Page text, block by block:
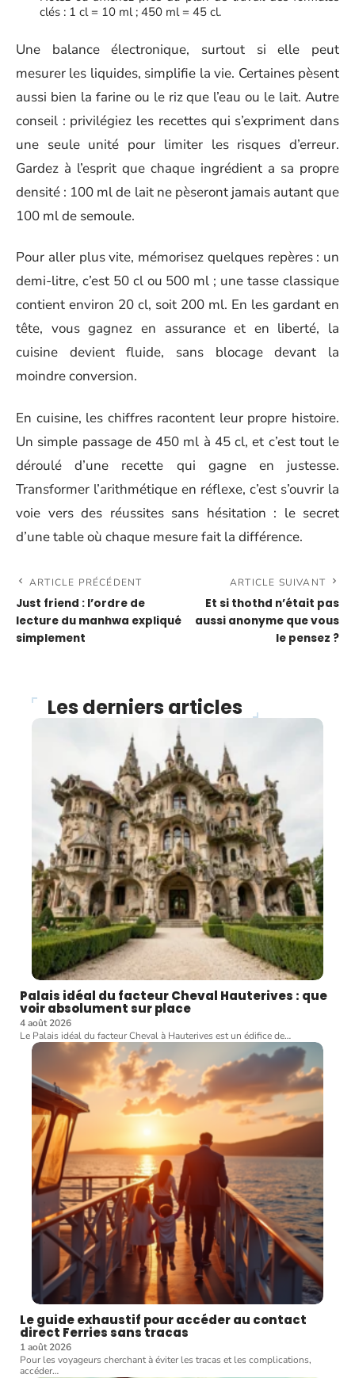
clés : 1 cl = 10 ml ; 450 ml = 45 cl.
Une balance électronique, surtout si elle peut
mesurer les liquides, simplifie la vie. Certaines pèsent
aussi bien la farine ou le riz que l’eau ou le lait. Autre
conseil : privilégiez les recettes qui s’expriment dans
une seule unité pour limiter les risques d’erreur.
Gardez à l’esprit que chaque ingrédient a sa propre
densité : 100 ml de lait ne pèseront jamais autant que
100 ml de semoule.
Pour aller plus vite, mémorisez quelques repères : un
demi-litre, c’est 50 cl ou 500 ml ; une tasse classique
contient environ 20 cl, soit 200 ml. En les gardant en
tête, vous gagnez en assurance et en liberté, la
cuisine devient fluide, sans blocage devant la
moindre conversion.
En cuisine, les chiffres racontent leur propre histoire.
Un simple passage de 450 ml à 45 cl, et c’est tout le
déroulé d’une recette qui gagne en justesse.
Transformer l’arithmétique en réflexe, c’est s’ouvrir la
voie vers des réussites sans hésitation : le secret
d’une table où chaque mesure fait la différence.
ARTICLE PRÉCÉDENT
Just friend : l’ordre de
lecture du manhwa expliqué
simplement
ARTICLE SUIVANT
Et si thothd n’était pas
aussi anonyme que vous
le pensez ?
Les derniers articles
Palais idéal du facteur Cheval Hauterives : que
voir absolument sur place
4 août 2026
Le Palais idéal du facteur Cheval à Hauterives est un édifice de…
Le guide exhaustif pour accéder au contact
direct Ferries sans tracas
1 août 2026
Pour les voyageurs cherchant à éviter les tracas et les complications,
accéder…